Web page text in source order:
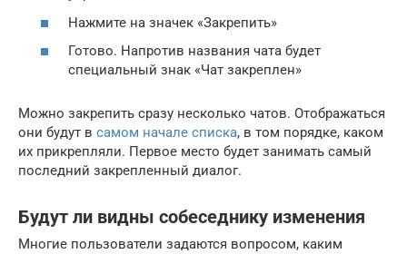
Нажмите на значек «Закрепить»
Готово. Напротив названия чата будет
специальный знак «Чат закреплен»
Можно закрепить сразу несколько чатов. Отображаться
они будут в самом начале списка, в том порядке, каком
их прикрепляли. Первое место будет занимать самый
последний закрепленный диалог.
Будут ли видны собеседнику изменения
Многие пользователи задаются вопросом, каким